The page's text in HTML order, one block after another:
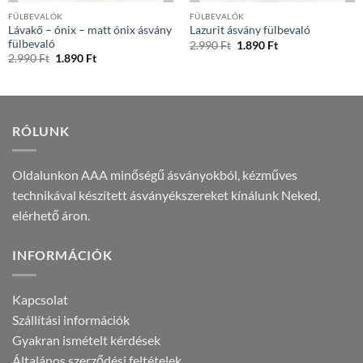
FÜLBEVALÓK
Lávakő – ónix – matt ónix ásvány
fülbevaló
2.990Ft Original
1.890 FtCurrent
FÜLBEVALÓK
Lazurit ásvány fülbevaló
2.990Ft Original
1.890 FtCurrent
RÓLUNK
Oldalunkon AAA minőségű ásványokból, kézműves
technikával készített ásványékszereket kínálunk Neked,
elérhető áron.
INFORMÁCIÓK
Kapcsolat
Szállítási információk
Gyakran ismételt kérdések